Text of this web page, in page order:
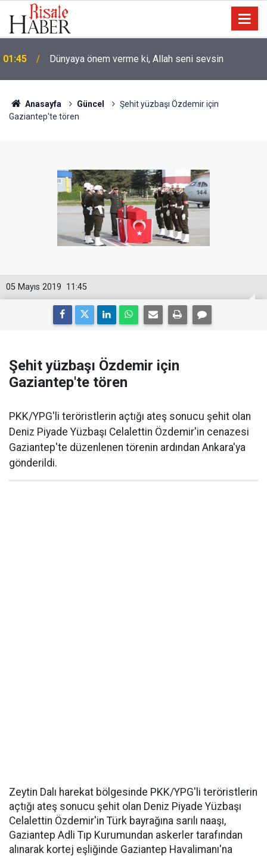
01:45 Dünyaya önem verme ki, Allah seni sevsin
Anasayfa Güncel
Şehit yüzbaşı Özdemir için
Gaziantep'te tören
11:45
05 Mayıs 2019
Şehit yüzbaşı Özdemir için
Gaziantep'te tören
PKK/YPG'li teröristlerin açtığı ateş sonucu şehit olan
Deniz Piyade Yüzbaşı Celalettin Özdemir'in cenazesi
Gaziantep'te düzenlenen törenin ardından Ankara'ya
gönderildi.
Zeytin Dalı harekat bölgesinde PKK/YPG'li teröristlerin
açtığı ateş sonucu şehit olan Deniz Piyade Yüzbaşı
Celalettin Özdemir'in Türk bayrağına sarılı naaşı,
Gaziantep Adli Tıp Kurumundan askerler tarafından
alınarak kortej eşliğinde Gaziantep Havalimanı'na